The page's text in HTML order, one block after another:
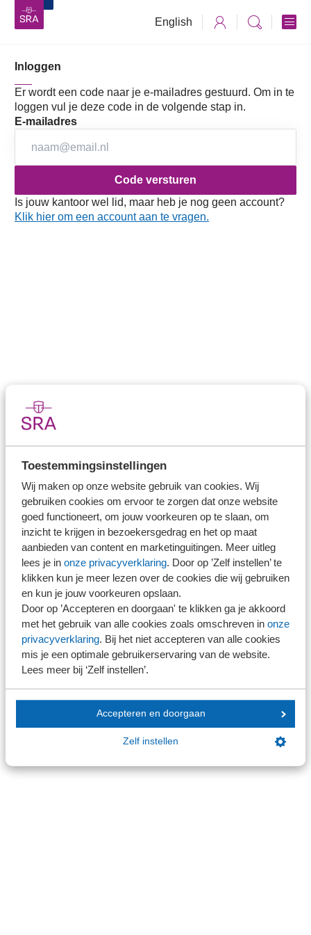
Toestemmingsinstellingen
Wij maken op onze website gebruik van cookies. Wij
gebruiken cookies om ervoor te zorgen dat onze website
goed functioneert, om jouw voorkeuren op te slaan, om
inzicht te krijgen in bezoekersgedrag en het op maat
aanbieden van content en marketinguitingen. Meer uitleg
lees je in onze privacyverklaring. Door op ’Zelf instellen’ te
klikken kun je meer lezen over de cookies die wij gebruiken
en kun je jouw voorkeuren opslaan.
Door op ’Accepteren en doorgaan' te klikken ga je akkoord
met het gebruik van alle cookies zoals omschreven in onze
privacyverklaring. Bij het niet accepteren van alle cookies
mis je een optimale gebruikerservaring van de website.
Lees meer bij ‘Zelf instellen’.
Accepteren en doorgaan
Zelf instellen
English
Inloggen
Er wordt een code naar je e-mailadres gestuurd. Om in te
loggen vul je deze code in de volgende stap in.
E-mailadres
Is jouw kantoor wel lid, maar heb je nog geen account?
Klik hier om een account aan te vragen.
Vaktechniek
Afdeling 2 Jaarrekeningposten
273 Rentelasten
273 Rentelasten
273 (aangepast 2019) en is van kracht voor verslagjaren
die aanvangen op of na 1 januari 2026.
273.0 Definities
Direct naar
Stel je vaktechnische vraag
Branche in Zicht
Dossiers
Kantoorvinder
Nieuwsbank
Handige links
Veilig bestanden delen
SRA-gecertificeerd
Werken bij SRA
Lid worden
Contactgegevens